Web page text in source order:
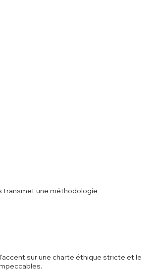
transmet une méthodologie
sur une charte éthique stricte et le